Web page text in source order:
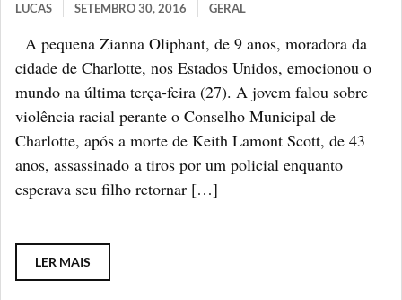
LUCAS SETEMBRO 30, 2016 GERAL
A pequena Zianna Oliphant, de 9 anos, moradora da
cidade de Charlotte, nos Estados Unidos, emocionou o
mundo na última terça-feira (27). A jovem falou sobre
violência racial perante o Conselho Municipal de
Charlotte, após a morte de Keith Lamont Scott, de 43
anos, assassinado a tiros por um policial enquanto
esperava seu filho retornar […]
LER MAIS